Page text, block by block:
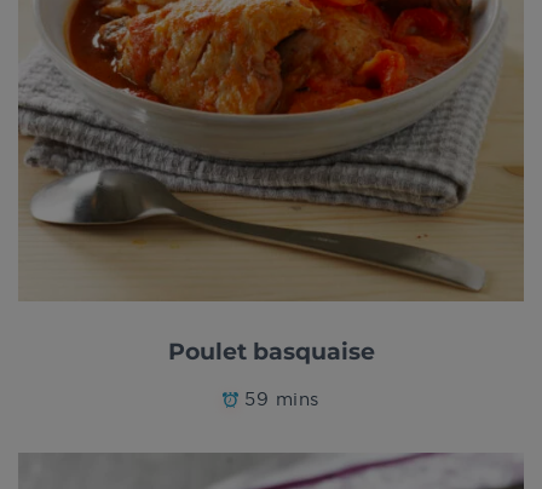
Poulet basquaise
59 mins